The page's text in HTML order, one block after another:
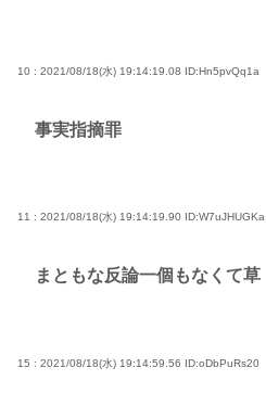
10 : 2021/08/18(水) 19:14:19.08 ID:Hn5pvQq1a
事実指摘罪
11 : 2021/08/18(水) 19:14:19.90 ID:W7uJHUGKa
まともな反論一個もなくて草
15 : 2021/08/18(水) 19:14:59.56 ID:oDbPuRs20